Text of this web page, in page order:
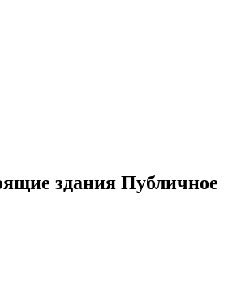
здания Публичное